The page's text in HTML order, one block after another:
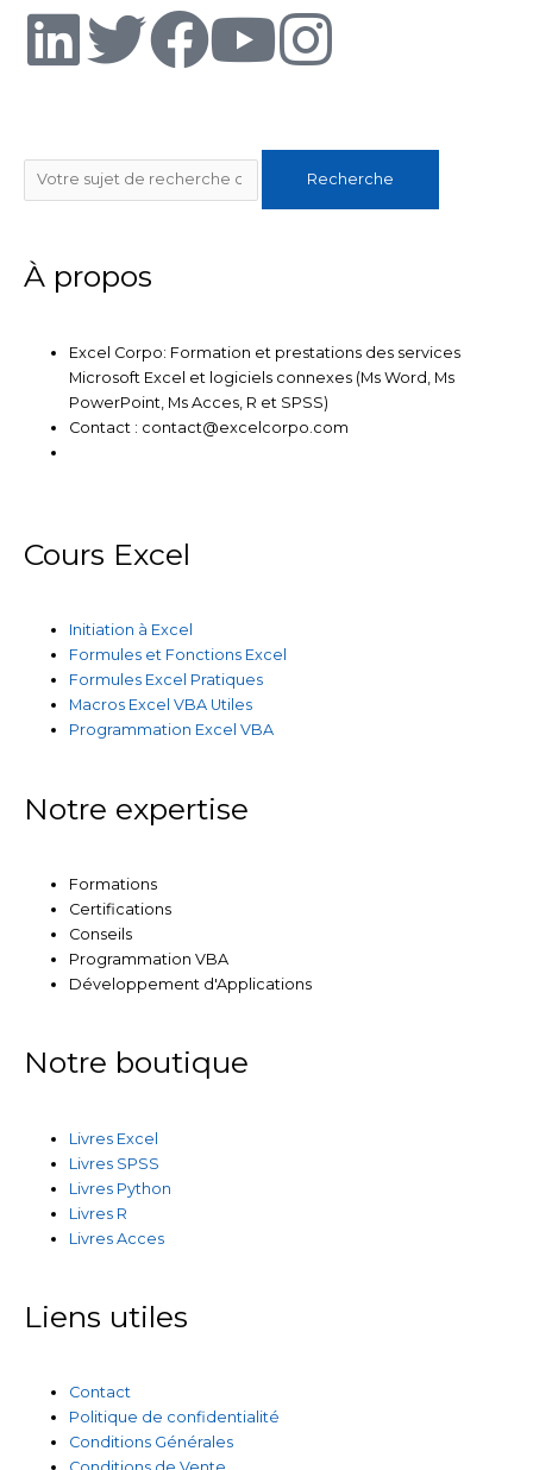
L
n
k
e
d
n
T
i
t
t
e
r
F
c
e
o
o
k
Y
u
t
b
e
I
s
t
g
r
a
Rechercher
Recherche
À propos
Excel Corpo: Formation et prestations des services
Microsoft Excel et logiciels connexes (Ms Word, Ms
PowerPoint, Ms Acces, R et SPSS)
Contact : contact@excelcorpo.com
Cours Excel
Initiation à Excel
Formules et Fonctions Excel
Formules Excel Pratiques
Macros Excel VBA Utiles
Programmation Excel VBA
Notre expertise
Formations
Certifications
Conseils
Programmation VBA
Développement d'Applications
Notre boutique
Livres Excel
Livres SPSS
Livres Python
Livres R
Livres Acces
Liens utiles
Contact
Politique de confidentialité
Conditions Générales